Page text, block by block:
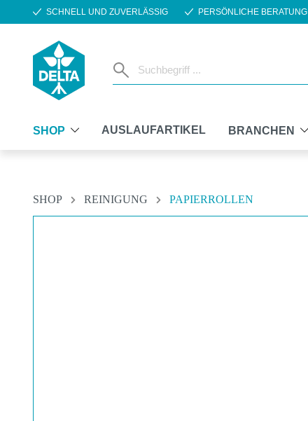
Hauptinhalt springen
Zur Suche springen
Zur Hauptnavigation springen
SCHNELL UND ZUVERLÄSSIG PERSÖNLICHE BERATUNG
SHOP AUSLAUFARTIKEL BRANCHEN
SHOP REINIGUNG
PAPIERROLLEN